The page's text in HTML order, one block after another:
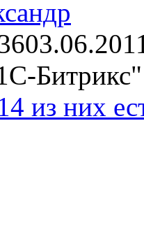
Битрикс"
из них